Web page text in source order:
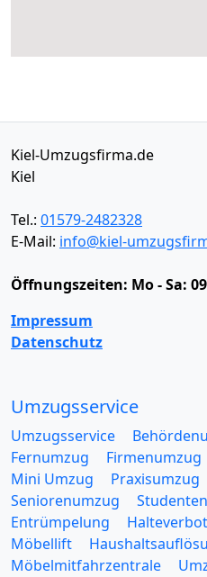
Kiel-Umzugsfirma.de
Kiel
Tel.: 01579-2482328
E-Mail: info@kiel-
Öffnungszeiten: Mo - Sa:
Impressum
Datenschutz
Umzugsservice
Umzugsservice
Fernumzug
Firmenumzug
Mini Umzug
Praxisumzug
Seniorenumzug
Entrümpelung
Möbellift
Möbelmitfahrzentrale